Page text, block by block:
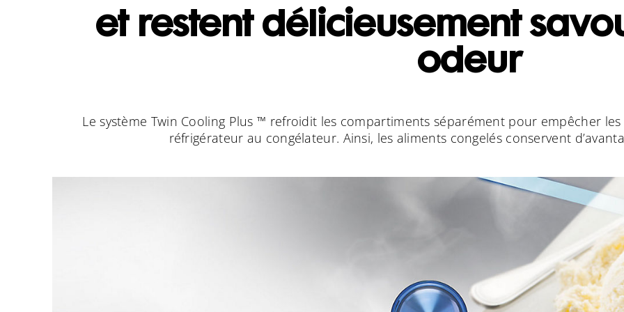
et restent délicieusement
odeur
Le système Twin Cooling Plus ™ refroidit les compartiments séparément pour empêcher
réfrigérateur au congélateur. Ainsi, les aliments congelés conservent